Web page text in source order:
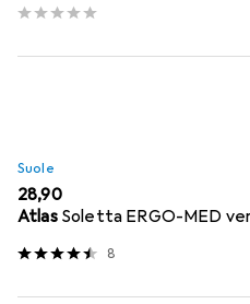
Suole
EUR
28,90
Atlas Soletta ERGO-MED
8